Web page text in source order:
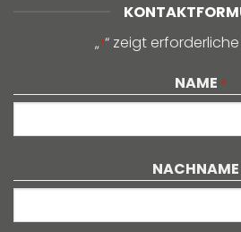
„*“ zeigt
NAME *
NACHNAME